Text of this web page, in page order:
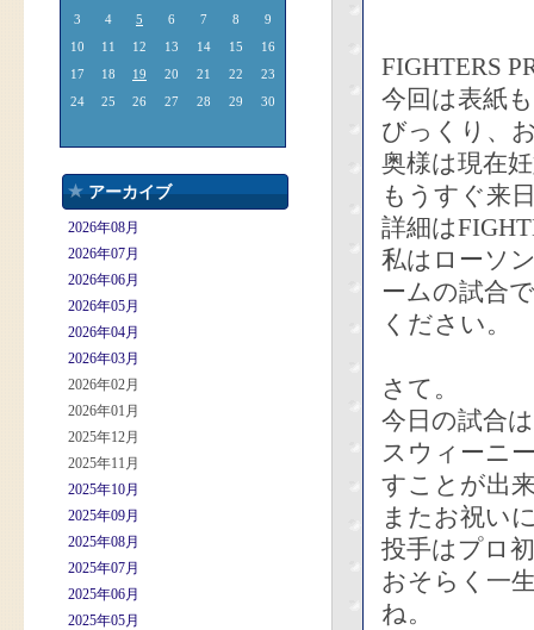
3
4 5 6 7 8
9
10
11 12 13 14 15
16
17
18 19 20 21 22
23
24
25 26 27 28 29 30
アーカイブ
2026年08月
2026年07月
2026年06月
2026年05月
2026年04月
2026年03月
2026年02月
2026年01月
2025年12月
2025年11月
2025年10月
2025年09月
2025年08月
2025年07月
2025年06月
2025年05月
FIGHTERS
今回は表紙
びっくり、
奥様は現在
もうすぐ来
詳細は
私はローソ
ームの試合
ください。
さて。
今日の試合
スウィーニ
すことが出
またお祝い
投手はプロ
おそらく一
ね。